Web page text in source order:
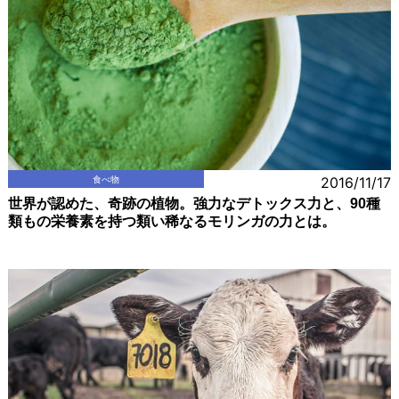
食べ物 2016/11/17
世界が認めた、奇跡の植物。強力なデトックス力と、90種
類もの栄養素を持つ類い稀なるモリンガの力とは。